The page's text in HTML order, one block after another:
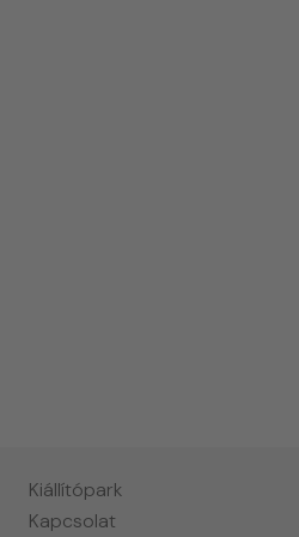
Kiállítópark
Kapcsolat